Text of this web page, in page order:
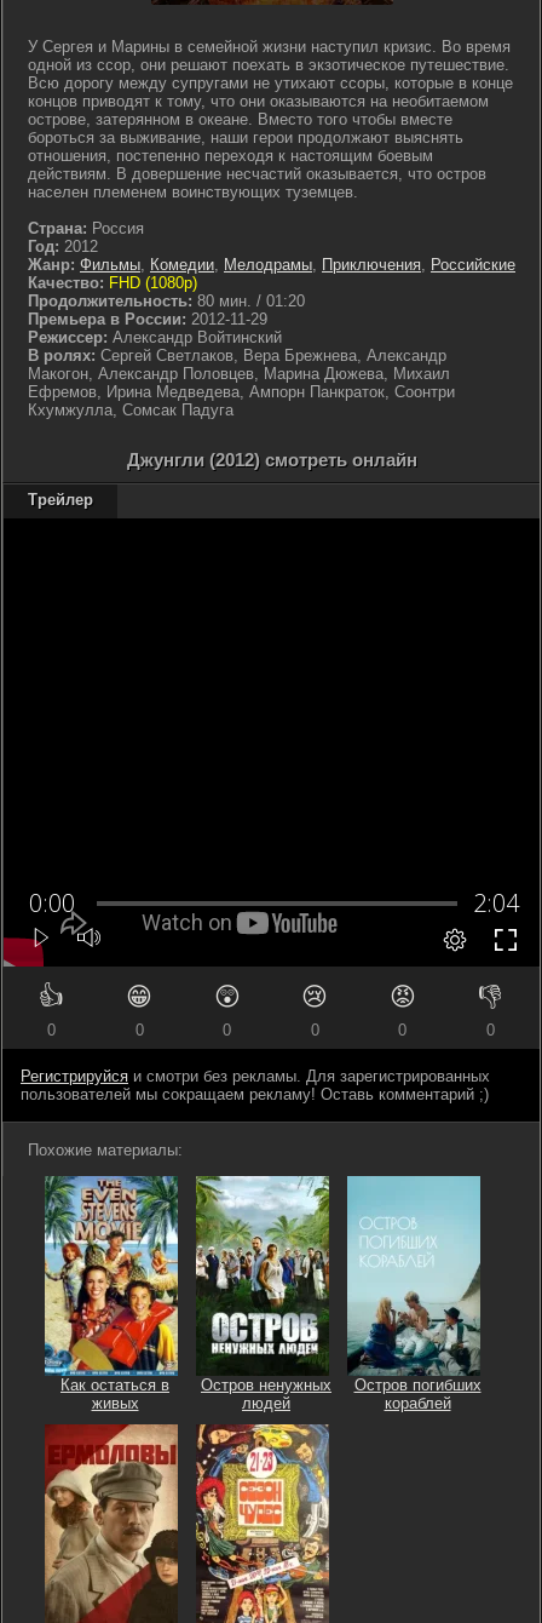
У Сергея и Марины в семейной жизни наступил кризис. Во время
одной из ссор, они решают поехать в экзотическое путешествие.
Всю дорогу между супругами не утихают ссоры, которые в конце
концов приводят к тому, что они оказываются на необитаемом
острове, затерянном в океане. Вместо того чтобы вместе
бороться за выживание, наши герои продолжают выяснять
отношения, постепенно переходя к настоящим боевым
действиям. В довершение несчастий оказывается, что остров
населен племенем воинствующих туземцев.
Страна: Россия
Год: 2012
Жанр: Фильмы, Комедии, Мелодрамы, Приключения, Российские
Качество: FHD (1080p)
Продолжительность: 80 мин. / 01:20
Премьера в России: 2012-11-29
Режиссер: Александр Войтинский
В ролях: Сергей Светлаков, Вера Брежнева, Александр
Макогон, Александр Половцев, Марина Дюжева, Михаил
Ефремов, Ирина Медведева, Ампорн Панкраток, Соонтри
Кхумжулла, Сомсак Падуга
Джунгли (2012) смотреть онлайн
Трейлер
👍
0
😁
0
😲
0
😢
0
😡
0
👎
0
Регистрируйся и смотри без рекламы. Для зарегистрированных
пользователей мы сокращаем рекламу! Оставь комментарий ;)
Похожие материалы:
Как остаться в
живых
Остров ненужных
людей
Остров погибших
кораблей